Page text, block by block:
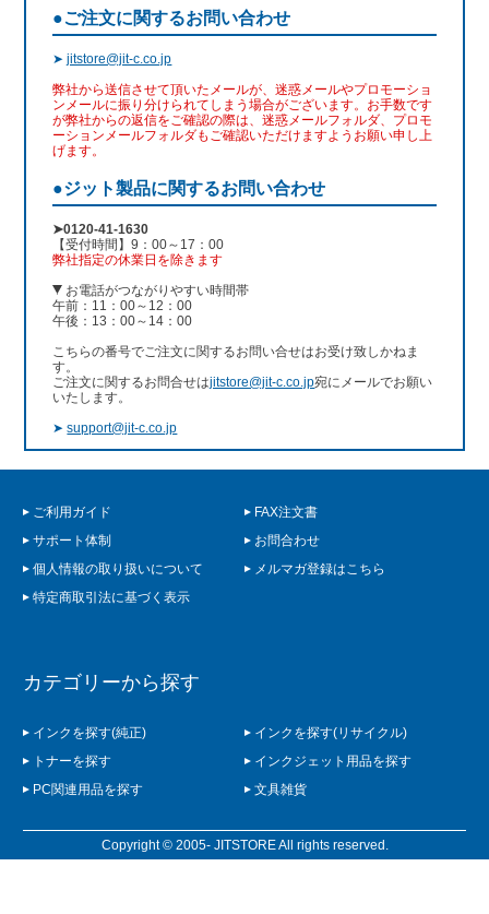
●ご注文に関するお問い合わせ
➤jitstore@jit-c.co.jp
弊社から送信させて頂いたメールが、迷惑メールやプロモーショ
ンメールに振り分けられてしまう場合がございます。お手数です
が弊社からの返信をご確認の際は、迷惑メールフォルダ、プロモ
ーションメールフォルダもご確認いただけますようお願い申し上
げます。
●ジット製品に関するお問い合わせ
➤0120-41-1630
【受付時間】9：00～17：00
弊社指定の休業日を除きます
お電話がつながりやすい時間帯
午前：11：00～12：00
午後：13：00～14：00
こちらの番号でご注文に関するお問い合せはお受け致しかねま
す。
ご注文に関するお問合せはjitstore@jit-c.co.jp宛にメールでお願い
いたします。
➤support@jit-c.co.jp
ご利用ガイド
FAX注文書
サポート体制
お問合わせ
個人情報の取り扱いについて
メルマガ登録はこちら
特定商取引法に基づく表示
カテゴリーから探す
インクを探す(純正)
インクを探す(リサイクル)
トナーを探す
インクジェット用品を探す
PC関連用品を探す
文具雑貨
Copyright © 2005- JITSTORE All rights reserved.